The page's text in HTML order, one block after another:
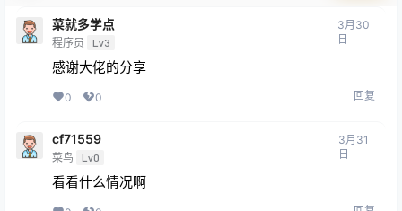
菜就多学点
程序员 Lv3
3月30
日
感谢大佬的分享
0 0 回复
cf71559
菜鸟 Lv0
3月31
日
看看什么情况啊